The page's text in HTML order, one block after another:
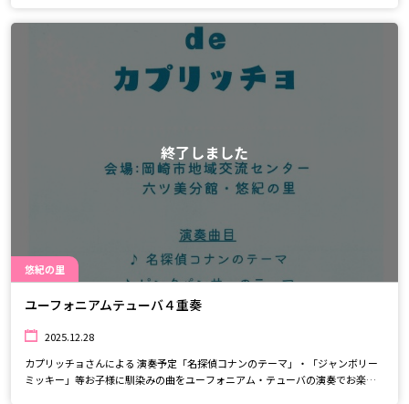
悠紀の里
終了しました
ユーフォニアムテューバ４重奏
2025.12.28
カプリッチョさんによる 演奏予定「名探偵コナンのテーマ」・「ジャンボリー
ミッキー」等お子様に馴染みの曲をユーフォニアム・テューバの演奏でお楽し